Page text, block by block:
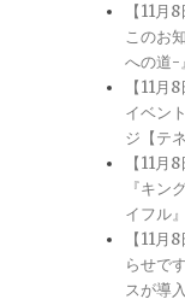
【11
このお
への道-
【11
イベン
ジ【テ
【11
『キン
イフル
【11
らせで
スが導